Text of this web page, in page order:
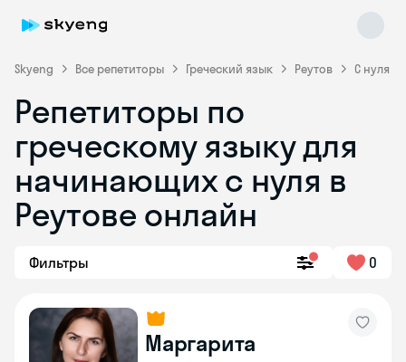
Skyeng Все репетиторы Греческий язык Реутов С нуля
Репетиторы по
греческому языку для
начинающих с нуля в
Реутове онлайн
Фильтры 0
Маргарита
Skyeng Chat
online